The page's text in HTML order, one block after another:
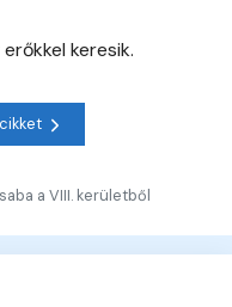
keresik.
a VIII. kerületből